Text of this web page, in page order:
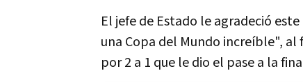
El jefe de Estado le agradeció
una Copa del Mundo increíble",
por 2 a 1 que le dio el pase a la